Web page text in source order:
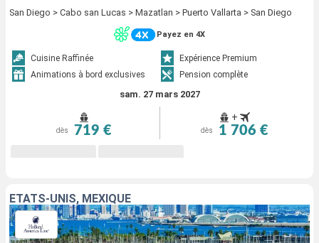
San Diego > Cabo san Lucas > Mazatlan > Puerto Vallarta > San Diego
Payez en 4X
Cuisine Raffinée
Expérience Premium
Animations à bord exclusives
Pension complète
sam. 27 mars 2027
dès 719 €
+
dès 1 706 €
ÉTATS-UNIS, MEXIQUE